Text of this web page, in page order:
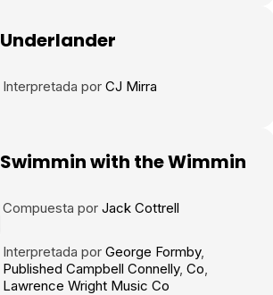
Underlander
Interpretada por CJ Mirra
Swimmin with the Wimmin
Compuesta por Jack Cottrell
Interpretada por George Formby
Published Campbell Connelly Co
Lawrence Wright Music Co